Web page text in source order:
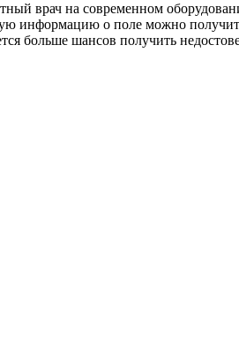
врач на современном
информацию о поле можно
больше шансов получить